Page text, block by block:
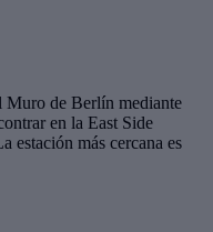
Muro de Berlín mediante
en la East Side
estación más cercana es